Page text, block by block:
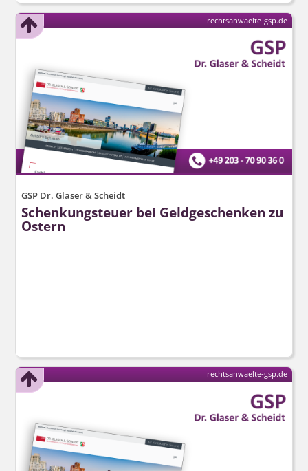
GSP Dr. Glaser & Scheidt
Schenkungsteuer bei Geldgeschenken zu
Ostern
rechtsanwaelte-gsp.de
rechtsanwaelte-gsp.de